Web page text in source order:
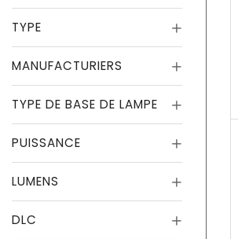
TYPE
MANUFACTURIERS
TYPE DE BASE DE LAMPE
PUISSANCE
LUMENS
DLC